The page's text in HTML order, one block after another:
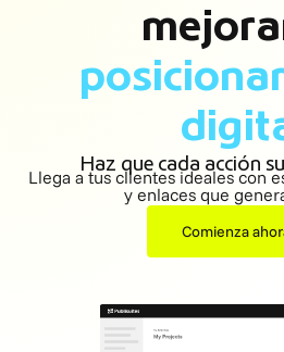
Haz que cada acción
Llega a tus clientes ideales con
y enlaces que
Comienza